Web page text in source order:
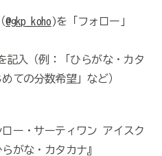
@gkp_koho)を「フォロー」
記入（例：「ひらがな・カタ
ての分数希望」など）
ー・サーティワン アイスク
がな・カタカナ』